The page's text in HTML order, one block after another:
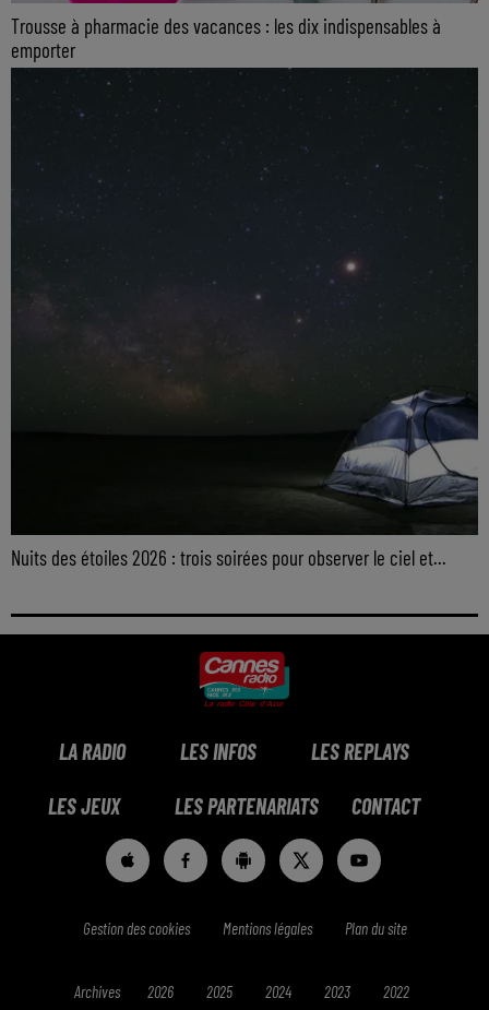
Trousse à pharmacie des vacances : les dix indispensables à
emporter
Nuits des étoiles 2026 : trois soirées pour observer le ciel et...
LA RADIO LES INFOS LES REPLAYS
LES JEUX LES PARTENARIATS CONTACT
Gestion des cookies Mentions légales Plan du site
Archives 2026 2025 2024 2023 2022